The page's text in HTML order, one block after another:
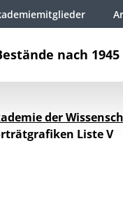
nach 1945
der
Liste V